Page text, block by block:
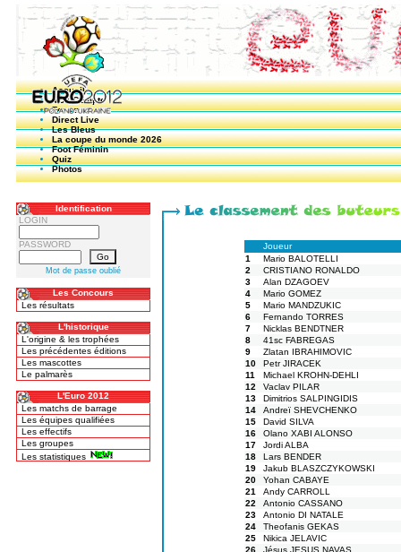
Accueil
Mon Compte
Forum
Direct Live
Les Bleus
La coupe du monde 2026
Foot Féminin
Quiz
Photos
Identification
LOGIN
PASSWORD
Mot de passe oublié
Les Concours
Les résultats
L'historique
L'origine & les trophées
Les précédentes éditions
Les mascottes
Le palmarès
L'Euro 2012
Les matchs de barrage
Les équipes qualifiées
Les effectifs
Les groupes
Les statistiques
Joueur
1
Mario BALOTELLI
2
CRISTIANO RONALDO
3
Alan DZAGOEV
4
Mario GOMEZ
5
Mario MANDZUKIC
6
Fernando TORRES
7
Nicklas BENDTNER
8
41sc FABREGAS
9
Zlatan IBRAHIMOVIC
10
Petr JIRACEK
11
Michael KROHN-DEHLI
12
Vaclav PILAR
13
Dimitrios SALPINGIDIS
14
Andreï SHEVCHENKO
15
David SILVA
16
Olano XABI ALONSO
17
Jordi ALBA
18
Lars BENDER
19
Jakub BLASZCZYKOWSKI
20
Yohan CABAYE
21
Andy CARROLL
22
Antonio CASSANO
23
Antonio DI NATALE
24
Theofanis GEKAS
25
Nikica JELAVIC
26
Jésus JESUS NAVAS